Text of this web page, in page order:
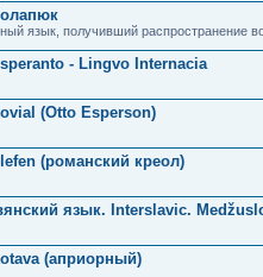
язык, получивший распространение
- Lingvo Internacia
(Otto Esperson)
(романский креол)
язык. Interslavic.
(априорный)